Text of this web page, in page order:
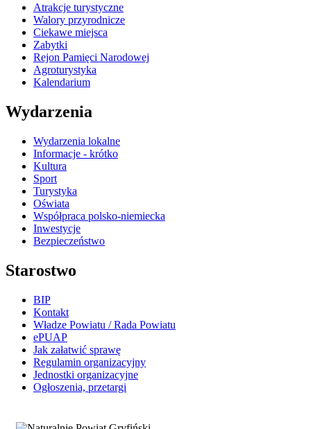
Atrakcje turystyczne
Walory przyrodnicze
Ciekawe miejsca
Zabytki
Rejon Pamięci Narodowej
Agroturystyka
Kalendarium
Wydarzenia
Wydarzenia lokalne
Informacje - krótko
Kultura
Sport
Turystyka
Oświata
Współpraca polsko-niemiecka
Inwestycje
Bezpieczeństwo
Starostwo
BIP
Kontakt
Władze Powiatu / Rada Powiatu
ePUAP
Jak załatwić sprawę
Regulamin organizacyjny
Jednostki organizacyjne
Ogłoszenia, przetargi